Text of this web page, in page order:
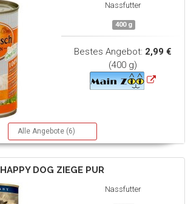
Nassfutter
400 g
Bestes Angebot: 2,99 €
(400 g)
Alle Angebote (6)
HAPPY DOG ZIEGE PUR
Nassfutter